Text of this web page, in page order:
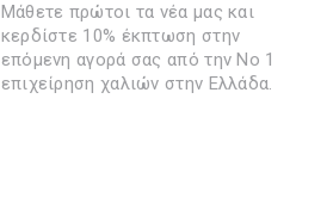
Μάθετε πρώτοι τα νέα μας και
κερδίστε 10% έκπτωση στην
επόμενη αγορά σας από την Νο 1
επιχείρηση χαλιών στην Ελλάδα.